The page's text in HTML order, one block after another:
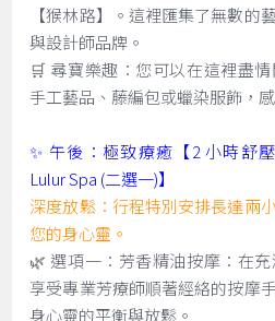
【猴林路】。這裡匯集了無數的
與設計師品牌。
🛒 尋寶樂趣：您可以在這裡盡
手工藝品、藤編包或蠟染服飾，
✨ 午後：極致療癒【2 小時舒
Lulur Spa (二選一)】
深度放鬆：行程特別安排長達兩
您的身心靈。
🌿 選項一：芳香精油按摩：在
享受專業芳療師順著經絡的按摩
身心靈的平衡與放鬆。